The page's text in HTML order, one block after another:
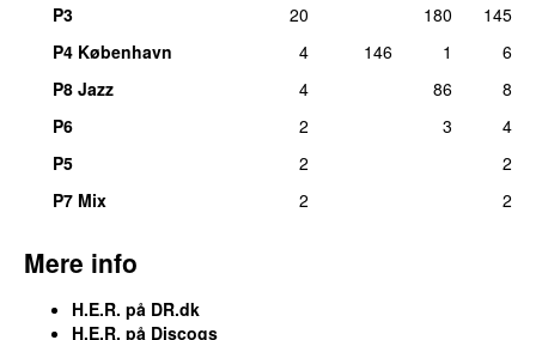
P3 20 180
145
P4 København
4 146 1
6
P8 Jazz
4 86
8
P6
2 3
4
P5
2
2
P7 Mix
2 2
Mere info
H.E.R. på DR.dk
H.E.R. på Discogs